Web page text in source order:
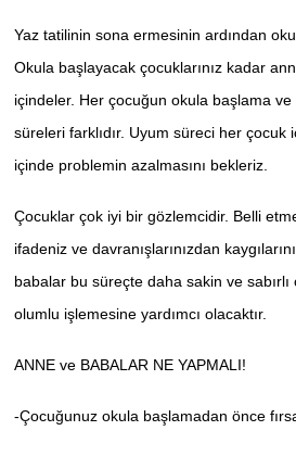
Yaz tatilinin sona ermesinin ardından
Okula başlayacak çocuklarınız kadar
içindeler. Her çocuğun okula başlama
süreleri farklıdır. Uyum süreci her çocuk
içinde problemin azalmasını bekleriz.
Çocuklar çok iyi bir gözlemcidir. Belli
ifadeniz ve davranışlarınızdan
babalar bu süreçte daha sakin ve sabırlı
olumlu işlemesine yardımcı olacaktır.
ANNE ve BABALAR NE YAPMALI!
-Çocuğunuz okula başlamadan önce